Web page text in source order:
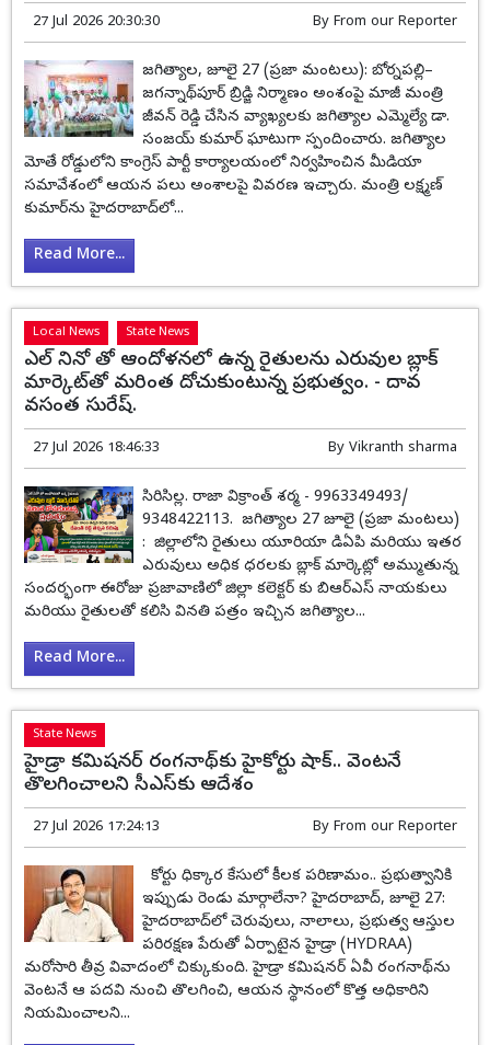
27 Jul 2026 20:30:30 By From our Reporter
జగిత్యాల, జూలై 27 (ప్రజా మంటలు): బోర్నపల్లి–
జగన్నాథ్‌పూర్ బ్రిడ్జి నిర్మాణం అంశంపై మాజీ మంత్రి
జీవన్ రెడ్డి చేసిన వ్యాఖ్యలకు జగిత్యాల ఎమ్మెల్యే డా.
సంజయ్ కుమార్ ఘాటుగా స్పందించారు. జగిత్యాల
మోతే రోడ్డులోని కాంగ్రెస్ పార్టీ కార్యాలయంలో నిర్వహించిన మీడియా
సమావేశంలో ఆయన పలు అంశాలపై వివరణ ఇచ్చారు. మంత్రి లక్ష్మణ్
కుమార్‌ను హైదరాబాద్‌లో...
Read More...
Local News State News
ఎల్ నినో తో ఆందోళనలో ఉన్న రైతులను ఎరువుల బ్లాక్
మార్కెట్‌తో మరింత దోచుకుంటున్న ప్రభుత్వం. - దావ
వసంత సురేష్.
27 Jul 2026 18:46:33 By Vikranth sharma
సిరిసిల్ల. రాజా విక్రాంత్ శర్మ - 9963349493/
9348422113. జగిత్యాల 27 జూలై (ప్రజా మంటలు)
: జిల్లాలోని రైతులు యూరియా డిఏపి మరియు ఇతర
ఎరువులు అధిక ధరలకు బ్లాక్ మార్కెట్లో అమ్ముతున్న
సందర్భంగా ఈరోజు ప్రజావాణిలో జిల్లా కలెక్టర్ కు బిఆర్ఎస్ నాయకులు
మరియు రైతులతో కలిసి వినతి పత్రం ఇచ్చిన జగిత్యాల...
Read More...
State News
హైడ్రా కమిషనర్ రంగనాథ్‌కు హైకోర్టు షాక్‌.. వెంటనే
తొలగించాలని సీఎస్‌కు ఆదేశం
27 Jul 2026 17:24:13 By From our Reporter
కోర్టు ధిక్కార కేసులో కీలక పరిణామం.. ప్రభుత్వానికి
ఇప్పుడు రెండు మార్గాలేనా? హైదరాబాద్, జూలై 27:
హైదరాబాద్‌లో చెరువులు, నాలాలు, ప్రభుత్వ ఆస్తుల
పరిరక్షణ పేరుతో ఏర్పాటైన హైడ్రా (HYDRAA)
మరోసారి తీవ్ర వివాదంలో చిక్కుకుంది. హైడ్రా కమిషనర్ ఏవీ రంగనాథ్‌ను
వెంటనే ఆ పదవి నుంచి తొలగించి, ఆయన స్థానంలో కొత్త అధికారిని
నియమించాలని...